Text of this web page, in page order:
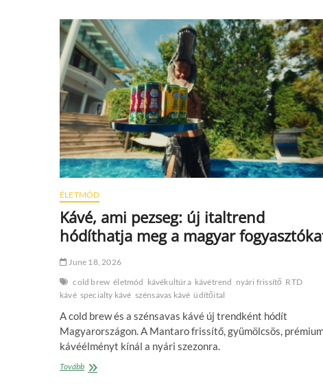
ÉLETMÓD
Kávé, ami pezseg: új italtrend
hódíthatja meg a magyar
June 18, 2026
cold brew életmód kávékultúra kávétrend nyári frissítő RTD
kávé specialty kávé szénsavas kávé üdítőital
A cold brew és a szénsavas kávé új trendként hódít
Magyarországon. A Mantaro frissítő, gyümölcsös,
kávéélményt kínál a nyári szezonra.
TovábbKávé,